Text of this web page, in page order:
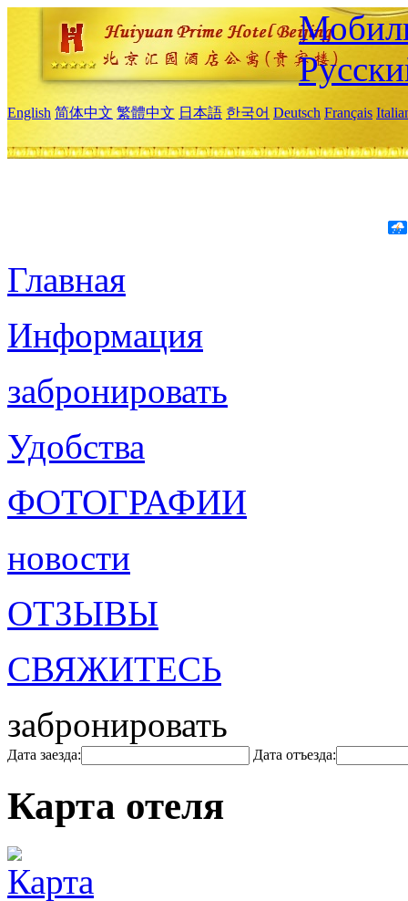
English 简体中文 繁體中文 日本語 한국어 Deutsch Français
Главная
Информация
забронировать
Удобства
ФОТОГРАФИИ
новости
ОТЗЫВЫ
СВЯЖИТЕСЬ
забронировать
Дата заезда: Дата отъезда:
Карта отеля